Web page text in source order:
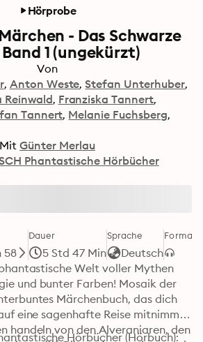
Hörprobe
- Das Schwarze
1 (ungekürzt)
Von
Anton Weste Stefan Unterhuber
Reinwald Franziska Tannert
Tannert Melanie Fuchsberg
Mit Günter Merlau
Phantastische Hörbücher
58
Dauer
5 Std 47 Min
Sprache
Deutsch
Format
Welt voller Mythen
und bunter Farben! Mosaik der
Märchenbuch, das dich
eine sagenhafte Reise mitnimmt.
handeln von den Alveraniaren, den
Hörbücher (Hörbuch):